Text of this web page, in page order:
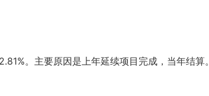
。主要原因是上年延续项目完成，当年结算。